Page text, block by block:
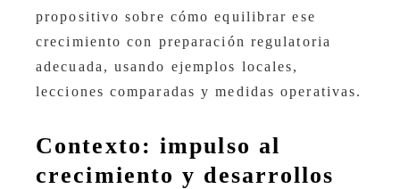
propositivo sobre cómo equilibrar ese
crecimiento con preparación regulatoria
adecuada, usando ejemplos locales,
lecciones comparadas y medidas operativas.
Contexto: impulso al
crecimiento y desarrollos